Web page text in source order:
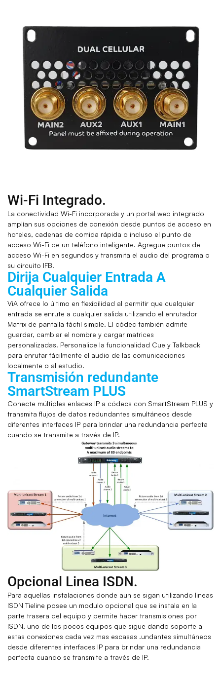
Wi-Fi Integrado.
La conectividad Wi-Fi incorporada y un portal web integrado
amplían sus opciones de conexión desde puntos de acceso en
hoteles, cadenas de comida rápida o incluso el punto de
acceso Wi-Fi de un teléfono inteligente. Agregue puntos de
acceso Wi-Fi en segundos y transmita el audio del programa o
su circuito IFB.
Dirija Cualquier Entrada A
Cualquier Salida
ViA ofrece lo último en flexibilidad al permitir que cualquier
entrada se enrute a cualquier salida utilizando el enrutador
Matrix de pantalla táctil simple. El códec también admite
guardar, cambiar el nombre y cargar matrices
personalizadas. Personalice la funcionalidad Cue y Talkback
para enrutar fácilmente el audio de las comunicaciones
localmente o al estudio.
Transmisión redundante
SmartStream PLUS
Conecte múltiples enlaces IP a códecs con SmartStream PLUS y
transmita flujos de datos redundantes simultáneos desde
diferentes interfaces IP para brindar una redundancia perfecta
cuando se transmite a través de IP.
Opcional Linea ISDN.
Para aquellas instalaciones donde aun se sigan utilizando lineas
ISDN Tieline posee un modulo opcional que se instala en la
parte trasera del equipo y permite hacer transmisiones por
ISDN, uno de los pocos equipos que sigue dando soporte a
estas conexiones cada vez mas escasas .undantes simultáneos
desde diferentes interfaces IP para brindar una redundancia
perfecta cuando se transmite a través de IP.